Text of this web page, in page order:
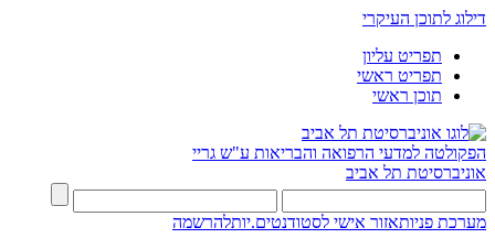
דילוג לתוכן העיקרי
תפריט עליון
תפריט ראשי
תוכן ראשי
הפקולטה למדעי הרפואה והבריאות ע"ש גריי
אוניברסיטת תל אביב
מערכת פניותאזור אישי לסטודנטים.יותלהרשמה